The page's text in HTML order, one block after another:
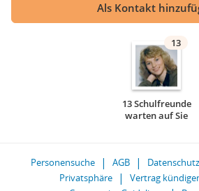
Als Kontakt
13
13 Schulfreunde
warten auf Sie
Personensuche AGB Datenschutz
Privatsphäre
Vertrag